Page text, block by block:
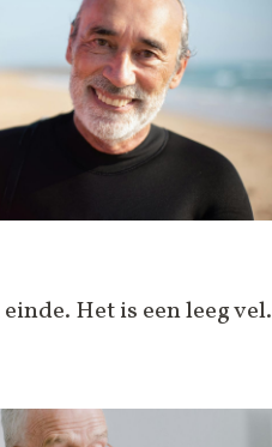
Het is een leeg vel.